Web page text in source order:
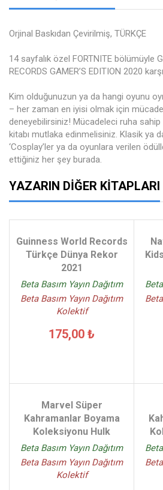
Orjinal Baskıdan Çevirilmiş, TÜRKÇE
14 sayfalık özel FORTNITE bölümüyle
RECORDS GAMER’S EDITION 2020
Kim olduğunuzun ya da hangi oyunu
– her zaman en iyisi olmak için
deneyebilirsiniz! Mücadeleci ruha
kitabı mutlaka edinmelisiniz. Klasik ya
‘Cosplay’ler ya da oyunlara verilen
ettiğiniz her şey burada.
YAZARIN DIĞER KITAPLARI
Guinness World Records
Türkçe Dünya Rekor
2021
Beta Basım Yayın Dağıtım
Beta Basım Yayın Dağıtım
Kolektif
175,00 ₺
Marvel Süper
Kahramanlar Boyama
Koleksiyonu Hulk
Beta Basım Yayın Dağıtım
Beta Basım Yayın Dağıtım
Kolektif